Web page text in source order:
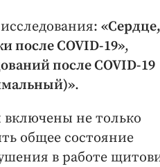
«Сердце,
после COVID-19»,
после COVID-19
.
не только
общее состояние
в работе